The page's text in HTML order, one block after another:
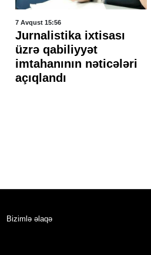
7 Avqust 15:56
Jurnalistika ixtisası
üzrə qabiliyyət
imtahanının nəticələri
açıqlandı
Bizimlə əlaqə